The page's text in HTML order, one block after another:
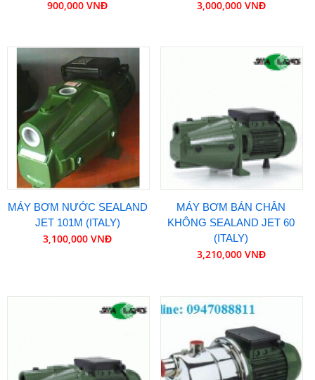
900,000 VNĐ 3,000,000 VNĐ
MÁY BƠM NƯỚC SEALAND
JET 101M (ITALY)
3,100,000 VNĐ
MÁY BƠM BÁN CHÂN
KHÔNG SEALAND JET 60
(ITALY)
3,210,000 VNĐ